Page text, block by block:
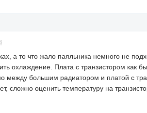
а то что жало паяльника немного не
охлаждение. Плата с транзистором как
между большим радиатором и платой с
сложно оценить температуру на